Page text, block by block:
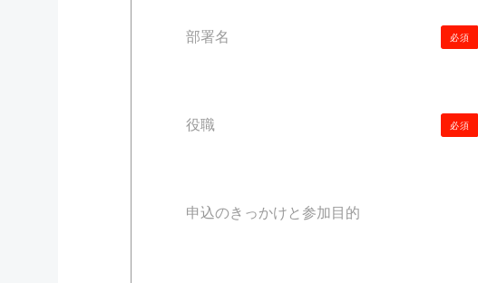
部署名 必須
役職 必須
申込のきっかけと参加目的